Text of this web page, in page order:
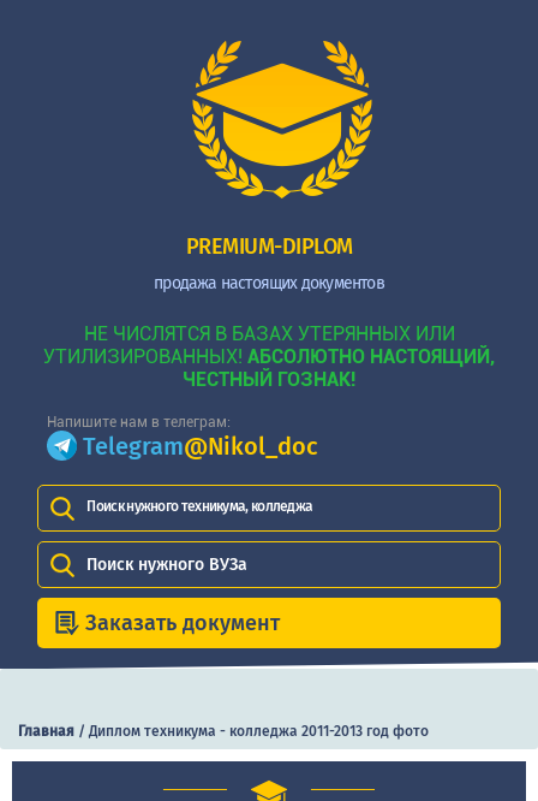
PREMIUM-DIPLOM
продажа настоящих документов
НЕ ЧИСЛЯТСЯ В БАЗАХ УТЕРЯННЫХ ИЛИ
УТИЛИЗИРОВАННЫХ! АБСОЛЮТНО НАСТОЯЩИЙ,
ЧЕСТНЫЙ ГОЗНАК!
Напишите нам в телеграм:
Telegram@Nikol_doc
Поиск нужного техникума, колледжа
Поиск нужного ВУЗа
Заказать документ
Главная /Диплом техникума - колледжа 2011-2013 год фото